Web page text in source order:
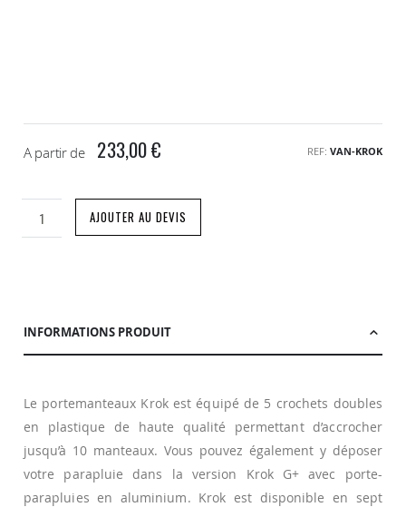
A partir de 233,00 € REF VAN-KROK
AJOUTER AU DEVIS
INFORMATIONS PRODUIT
Le portemanteaux Krok est équipé de 5 crochets doubles
en plastique de haute qualité permettant d’accrocher
jusqu’à 10 manteaux. Vous pouvez également y déposer
votre parapluie dans la version Krok G+ avec porte-
parapluies en aluminium. Krok est disponible en sept